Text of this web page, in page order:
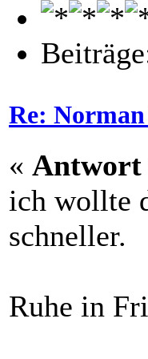
Re:
« Antwort
ich wollte
schneller.
Ruhe in